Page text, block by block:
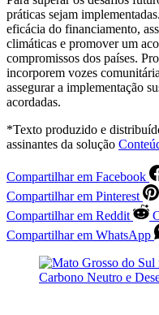
práticas sejam
eficácia do financiamento,
climáticas e promover um
compromissos dos países.
incorporem vozes
assegurar a implementação
acordadas.
*Texto produzido e
assinantes da solução
Compartilhar em Facebook
Compartilhar em Pinterest
Compartilhar em Reddit
Compartilhar em WhatsApp